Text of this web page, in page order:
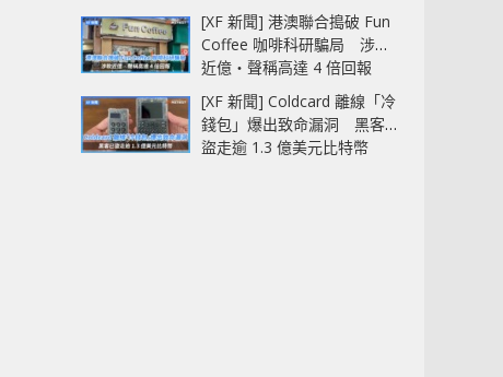
[XF 新聞] 港澳聯合搗破 Fun
Coffee 咖啡科研騙局 涉款
近億‧聲稱高達 4 倍回報
[XF 新聞] Coldcard 離線「冷
錢包」爆出致命漏洞 黑客已
盜走逾 1.3 億美元比特幣